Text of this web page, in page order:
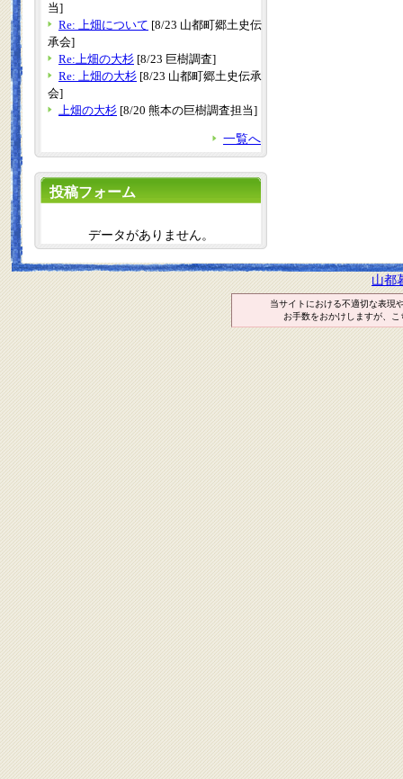
当]
Re: 上畑について [8/23 山都町郷土史伝
承会]
Re:上畑の大杉 [8/23 巨樹調査]
Re: 上畑の大杉 [8/23 山都町郷土史伝承
会]
上畑の大杉 [8/20 熊本の巨樹調査担当]
一覧へ
投稿フォーム
データがありません。
山都
当サイトにおける不適切な表現
お手数をおかけしますが、こ